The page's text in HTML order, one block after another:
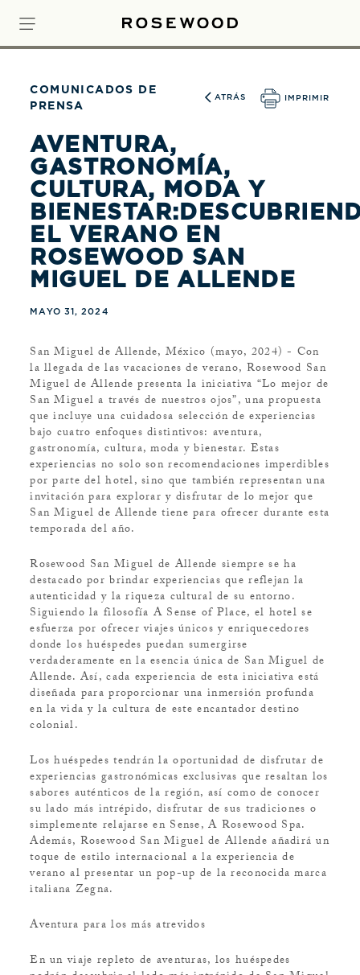
COMUNICADOS DE
PRENSA
ATRÁS IMPRIMIR
AVENTURA,
GASTRONOMÍA,
CULTURA, MODA Y
EL VERANO EN
ROSEWOOD SAN
MIGUEL DE ALLENDE
MAYO 31, 2024
San Miguel de Allende, México (mayo, 2024) - Con
la llegada de las vacaciones de verano, Rosewood San
Miguel de Allende presenta la iniciativa “Lo mejor de
San Miguel a través de nuestros ojos”, una propuesta
que incluye una cuidadosa selección de experiencias
bajo cuatro enfoques distintivos: aventura,
gastronomía, cultura, moda y bienestar. Estas
experiencias no solo son recomendaciones imperdibles
por parte del hotel, sino que también representan una
invitación para explorar y disfrutar de lo mejor que
San Miguel de Allende tiene para ofrecer durante esta
temporada del año.
Rosewood San Miguel de Allende siempre se ha
destacado por brindar experiencias que reflejan la
autenticidad y la riqueza cultural de su entorno.
Siguiendo la filosofía A Sense of Place, el hotel se
esfuerza por ofrecer viajes únicos y enriquecedores
donde los huéspedes puedan sumergirse
verdaderamente en la esencia única de San Miguel de
Allende. Así, cada experiencia de esta iniciativa está
diseñada para proporcionar una inmersión profunda
en la vida y la cultura de este encantador destino
colonial.
Los huéspedes tendrán la oportunidad de disfrutar de
experiencias gastronómicas exclusivas que resaltan los
sabores auténticos de la región, así como de conocer
su lado más intrépido, disfrutar de sus tradiciones o
simplemente relajarse en Sense, A Rosewood Spa.
Además, Rosewood San Miguel de Allende añadirá un
toque de estilo internacional a la experiencia de
verano al presentar un pop-up de la reconocida marca
italiana Zegna.
Aventura para los más atrevidos
En un viaje repleto de aventuras, los huéspedes